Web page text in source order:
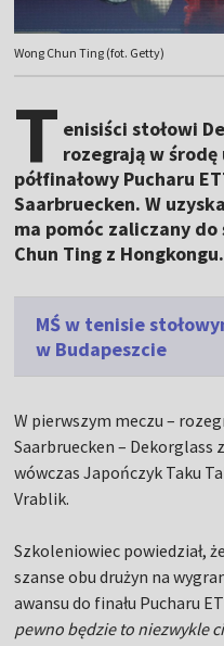
Wong Chun Ting (fot. Getty)
T enisiści stołowi
rozegrają w
półfinałowy Pucharu
Saarbruecken. W
ma pomóc zaliczany
Chun Ting z Hongkongu.
MŚ w tenisie
w Budapeszcie
W pierwszym meczu –
Saarbruecken – Dekorglass
wówczas Japończyk Taku
Vrablik.
Szkoleniowiec powiedział,
szanse obu drużyn na
awansu do finału Pucharu
pewno będzie to niezwykle